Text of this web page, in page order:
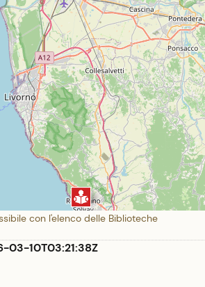
con l'elenco delle Biblioteche
03-10T03:21:38Z